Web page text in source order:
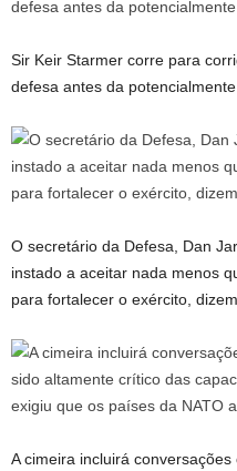
Sir Keir Starmer corre para
defesa antes da
O secretário da Defesa, Dan
instado a aceitar nada menos
para fortalecer o exército,
A cimeira incluirá